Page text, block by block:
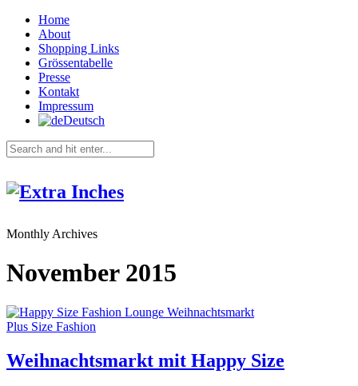
Home
About
Shopping Links
Grössentabelle
Presse
Kontakt
Impressum
Deutsch
Monthly Archives
November 2015
Plus Size Fashion
Weihnachtsmarkt mit Happy Size